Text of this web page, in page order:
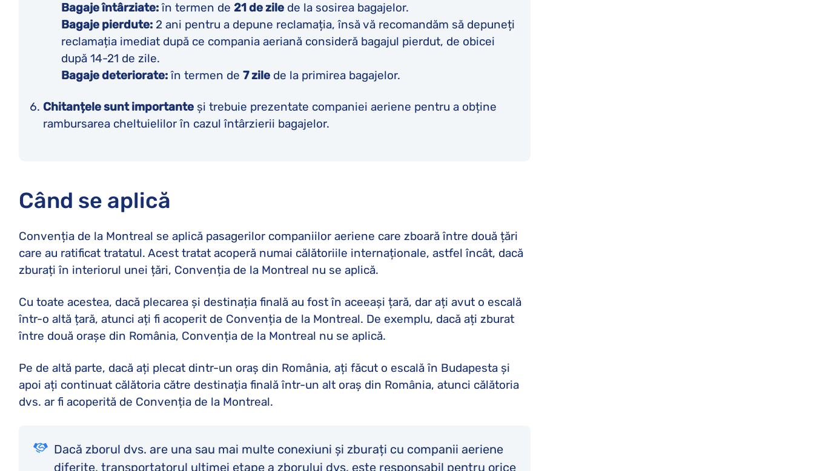
Bagaje întârziate:în termen de 21 de zile de la sosirea bagajelor.
Bagaje pierdute: 2 ani pentru a depune reclamația, însă vă recomandăm să depuneți
reclamația imediat după ce compania aeriană consideră bagajul pierdut, de obicei
după 14-21 de zile.
Bagaje deteriorate:în termen de 7 zile de la primirea bagajelor.
Chitanțele sunt importante și trebuie prezentate companiei aeriene pentru a obține
rambursarea cheltuielilor în cazul întârzierii bagajelor.
Când se aplică
Convenția de la Montreal se aplică pasagerilor companiilor aeriene care zboară între două țări
care au ratificat tratatul. Acest tratat acoperă numai călătoriile internaționale, astfel încât, dacă
zburați în interiorul unei țări, Convenția de la Montreal nu se aplică.
Cu toate acestea, dacă plecarea și destinația finală au fost în aceeași țară, dar ați avut o escală
într-o altă țară, atunci ați fi acoperit de Convenția de la Montreal. De exemplu, dacă ați zburat
între două orașe din România, Convenția de la Montreal nu se aplică.
Pe de altă parte, dacă ați plecat dintr-un oraș din România, ați făcut o escală în Budapesta și
apoi ați continuat călătoria către destinația finală într-un alt oraș din România, atunci călătoria
dvs. ar fi acoperită de Convenția de la Montreal.
Dacă zborul dvs. are una sau mai multe conexiuni și zburați cu companii aeriene
diferite, transportatorul ultimei etape a zborului dvs. este responsabil pentru orice